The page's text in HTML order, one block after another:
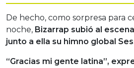
De hecho, como sorpresa para
noche, Bizarrap subió al
junto a ella su himno global
“Gracias mi gente latina”,